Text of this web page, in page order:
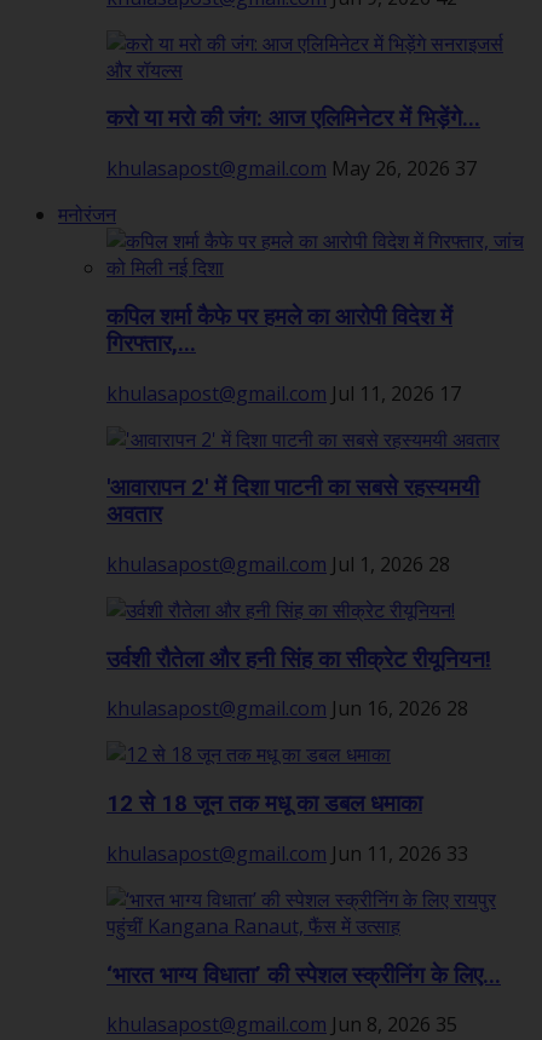
करो या मरो की जंग: आज एलिमिनेटर में भिड़ेंगे...
khulasapost@gmail.com May 26, 2026 37
मनोरंजन
कपिल शर्मा कैफे पर हमले का आरोपी विदेश में
गिरफ्तार,...
khulasapost@gmail.com Jul 11, 2026 17
'आवारापन 2' में दिशा पाटनी का सबसे रहस्यमयी
अवतार
khulasapost@gmail.com Jul 1, 2026 28
उर्वशी रौतेला और हनी सिंह का सीक्रेट रीयूनियन!
khulasapost@gmail.com Jun 16, 2026 28
12 से 18 जून तक मधू का डबल धमाका
khulasapost@gmail.com Jun 11, 2026 33
‘भारत भाग्य विधाता’ की स्पेशल स्क्रीनिंग के लिए...
khulasapost@gmail.com Jun 8, 2026 35